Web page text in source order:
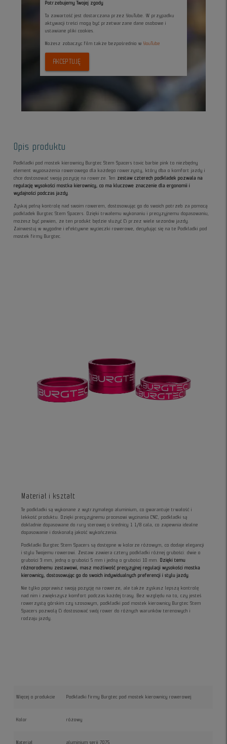
Potrzebujemy Twojej zgody
Ta zawartość jest dostarczana przez YouTube. W przypadku
aktywacji treści mogą być przetwarzane dane osobowe i
ustawiane pliki cookies.
Możesz zobaczyc film także bezpośrednio w YouTube
AKCEPTUJĘ
Opis produktu
Podkładki pod mostek kierownicy Burgtec Stem Spacers toxic barbie pink to niezbędny
element wyposażenia rowerowego dla każdego rowerzysty, który dba o komfort jazdy i
chce dostosować swoją pozycję na rowerze. Ten zestaw czterech podkładek pozwala na
regulację wysokości mostka kierownicy, co ma kluczowe znaczenie dla ergonomii i
wydajności podczas jazdy
Zyskaj pełną kontrolę nad swoim rowerem, dostosowując go do swoich potrzeb za pomocą
podkładek Burgtec Stem Spacers. Dzięki trwałemu wykonaniu i precyzyjnemu dopasowaniu,
możesz być pewien, że ten produkt będzie służyć Ci przez wiele sezonów jazdy.
Zainwestuj w wygodne i efektywne wycieczki rowerowe, decydując się na te Podkładki pod
mostek firmy Burgtec.
Materiał i kształt
Te podkładki są wykonane z wytrzymałego aluminium, co gwarantuje trwałość i
lekkość produktu. Dzięki precyzyjnemu procesowi wycinania CNC, podkładki są
dokładnie dopasowane do rury sterowej o średnicy 1 1/8 cala, co zapewnia idealne
dopasowanie i doskonałą jakość wykończenia.
Podkładki Burgtec Stem Spacers są dostępne w kolorze różowym, co dodaje elegancji
i stylu Twojemu rowerowi. Zestaw zawiera cztery podkładki różnej grubości: dwie o
grubości 3 mm, jedną o grubości 5 mm i jedną o grubości 10 mm. Dzięki temu
różnorodnemu zestawowi, masz możliwość precyzyjnej regulacji wysokości mostka
kierownicy, dostosowując go do swoich indywidualnych preferencji i stylu jazdy
Nie tylko poprawisz swoją pozycję na rowerze, ale także zyskasz lepszą kontrolę
nad nim i zwiększysz komfort podczas każdej trasy. Bez względu na to, czy jesteś
rowerzystą górskim czy szosowym, podkładki pod mostek kierownicy Burgtec Stem
Spacers pozwolą Ci dostosować swój rower do różnych warunków terenowych i
rodzaju jazdy.
Więcej o produkcie Podkładki firmy Burgtec pod mostek kierownicy rowerowej
Kolor różowy
Materiał aluminium serii 7075